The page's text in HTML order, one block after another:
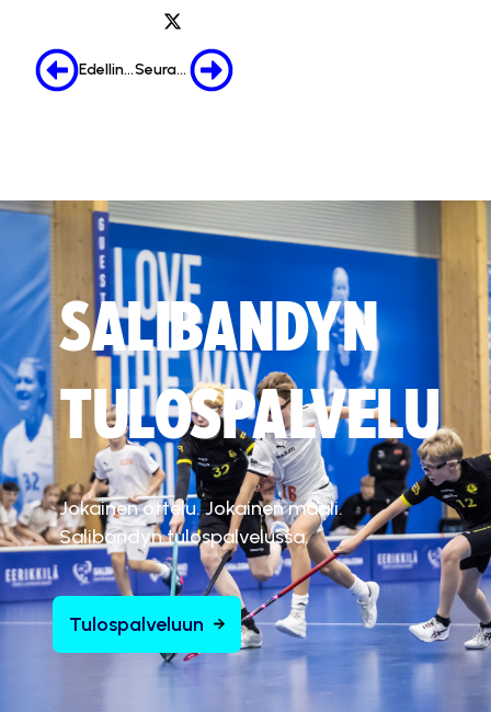
Edellinen Seuraava
SALIBANDYN
TULOSPALVELU
Jokainen ottelu. Jokainen maali.
Salibandyn tulospalvelussa.
Tulospalveluun